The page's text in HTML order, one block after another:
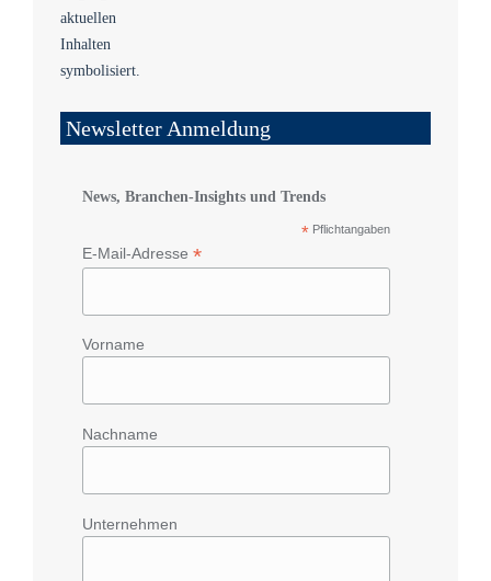
Newsletter Anmeldung
News, Branchen-Insights und Trends
* Pflichtangaben
E-Mail-Adresse *
Vorname
Nachname
Unternehmen